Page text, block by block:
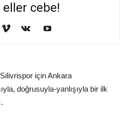
cebe!
için Ankara
doğrusuyla-yanlışıyla bir ilk